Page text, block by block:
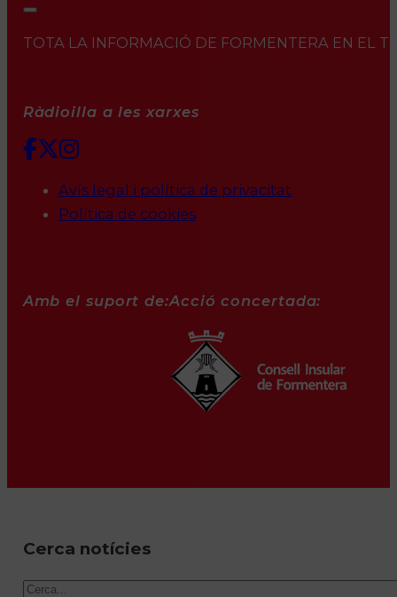
TOTA LA INFORMACIÓ DE FORMENTERA EN EL
Ràdioilla a les xarxes
Avís legal i política de privacitat
Política de cookies
Amb el suport de:Acció concertada:
Cerca notícies
Cercar